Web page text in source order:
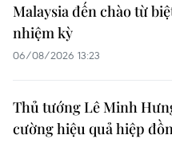
Malaysia đến chào từ
nhiệm kỳ
06/08/2026 13:23
Thủ tướng Lê Minh
cường hiệu quả hiệp